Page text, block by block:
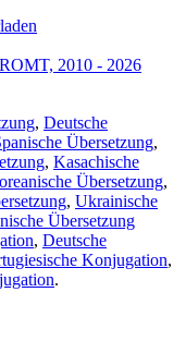
2010 - 2026
, Deutsche
Übersetzung,
, Kasachische
Übersetzung,
, Ukrainische
Übersetzung
, Deutsche
Konjugation,
.